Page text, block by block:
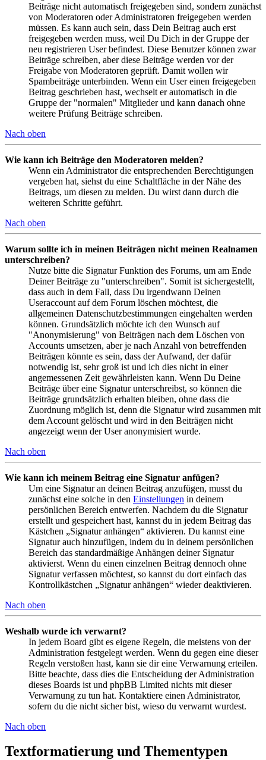
Beiträge nicht automatisch freigegeben sind, sondern zunächst
von Moderatoren oder Administratoren freigegeben werden
müssen. Es kann auch sein, dass Dein Beitrag auch erst
freigegeben werden muss, weil Du Dich in der Gruppe der
neu registrieren User befindest. Diese Benutzer können zwar
Beiträge schreiben, aber diese Beiträge werden vor der
Freigabe von Moderatoren geprüft. Damit wollen wir
Spambeiträge unterbinden. Wenn ein User einen freigegeben
Beitrag geschrieben hast, wechselt er automatisch in die
Gruppe der "normalen" Mitglieder und kann danach ohne
weitere Prüfung Beiträge schreiben.
Nach oben
Wie kann ich Beiträge den Moderatoren melden?
Wenn ein Administrator die entsprechenden Berechtigungen
vergeben hat, siehst du eine Schaltfläche in der Nähe des
Beitrags, um diesen zu melden. Du wirst dann durch die
weiteren Schritte geführt.
Nach oben
Warum sollte ich in meinen Beiträgen nicht meinen Realnamen
unterschreiben?
Nutze bitte die Signatur Funktion des Forums, um am Ende
Deiner Beiträge zu "unterschreiben". Somit ist sichergestellt,
dass auch in dem Fall, dass Du irgendwann Deinen
Useraccount auf dem Forum löschen möchtest, die
allgemeinen Datenschutzbestimmungen eingehalten werden
können. Grundsätzlich möchte ich den Wunsch auf
"Anonymisierung" von Beiträgen nach dem Löschen von
Accounts umsetzen, aber je nach Anzahl von betreffenden
Beiträgen könnte es sein, dass der Aufwand, der dafür
notwendig ist, sehr groß ist und ich dies nicht in einer
angemessenen Zeit gewährleisten kann. Wenn Du Deine
Beiträge über eine Signatur unterschreibst, so können die
Beiträge grundsätzlich erhalten bleiben, ohne dass die
Zuordnung möglich ist, denn die Signatur wird zusammen mit
dem Account gelöscht und wird in den Beiträgen nicht
angezeigt wenn der User anonymisiert wurde.
Nach oben
Wie kann ich meinem Beitrag eine Signatur anfügen?
Um eine Signatur an deinen Beitrag anzufügen, musst du
zunächst eine solche in den Einstellungen in deinem
persönlichen Bereich entwerfen. Nachdem du die Signatur
erstellt und gespeichert hast, kannst du in jedem Beitrag das
Kästchen „Signatur anhängen“ aktivieren. Du kannst eine
Signatur auch hinzufügen, indem du in deinem persönlichen
Bereich das standardmäßige Anhängen deiner Signatur
aktivierst. Wenn du einen einzelnen Beitrag dennoch ohne
Signatur verfassen möchtest, so kannst du dort einfach das
Kontrollkästchen „Signatur anhängen“ wieder deaktivieren.
Nach oben
Weshalb wurde ich verwarnt?
In jedem Board gibt es eigene Regeln, die meistens von der
Administration festgelegt werden. Wenn du gegen eine dieser
Regeln verstoßen hast, kann sie dir eine Verwarnung erteilen.
Bitte beachte, dass dies die Entscheidung der Administration
dieses Boards ist und phpBB Limited nichts mit dieser
Verwarnung zu tun hat. Kontaktiere einen Administrator,
sofern du die nicht sicher bist, wieso du verwarnt wurdest.
Nach oben
Textformatierung und Thementypen